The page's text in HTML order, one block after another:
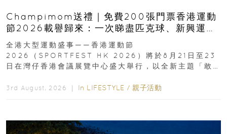
Champimom送禮｜免費200張門票香港運動
節2026載譽歸來：一次睇盡匹克球、新興運
動、街舞比賽＋逾百運動品牌展覽
全港大型運動盛事——香港運動節
2026（SPORTFEST HK 2026）將於8月21日至23
日在灣仔香港會議展覽中心盛大舉行，以全新主題「敢
3rd August, 2026 ｜ In LIFESTYLE / 親子活動